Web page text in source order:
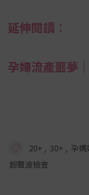
延伸閱讀︰
孕婦流產噩夢
20+ , 30+ , 孕
超聲波檢查